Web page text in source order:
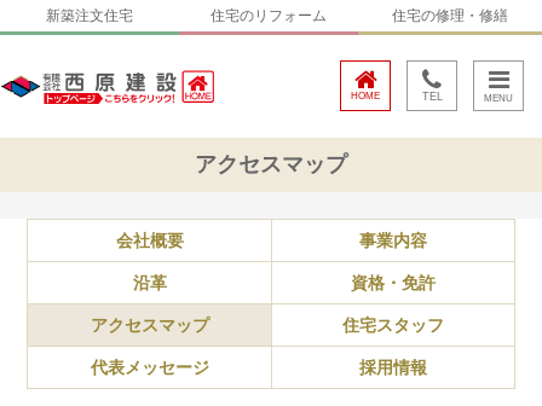
新築注文住宅 住宅のリフォーム 住宅の修理・修繕
TEL
HOME
アクセスマップ
会社概要 事業内容
沿革 資格・免許
アクセスマップ 住宅スタッフ
代表メッセージ 採用情報